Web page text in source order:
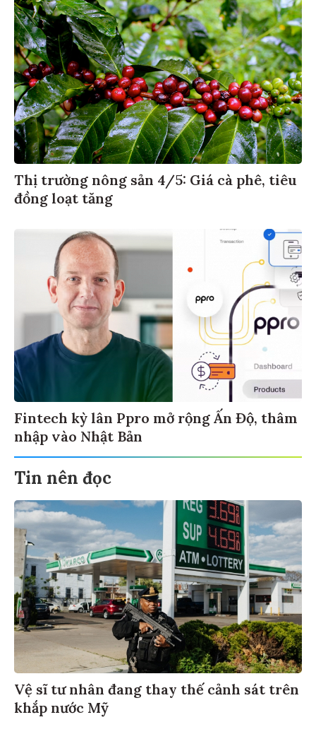
Thị trường nông sản 4/5: Giá cà phê, tiêu
đồng loạt tăng
Fintech kỳ lân Ppro mở rộng Ấn Độ, thâm
nhập vào Nhật Bản
Tin nên đọc
Vệ sĩ tư nhân đang thay thế cảnh sát trên
khắp nước Mỹ